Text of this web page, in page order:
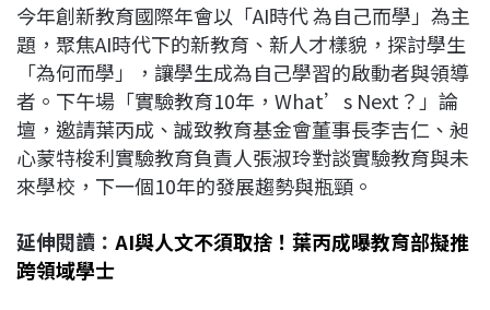
今年創新教育國際年會以「AI時代 為自己而學」為主
題，聚焦AI時代下的新教育、新人才樣貌，探討學生
「為何而學」，讓學生成為自己學習的啟動者與領導
者。下午場「實驗教育10年，What’s Next？」論
壇，邀請葉丙成、誠致教育基金會董事長李吉仁、昶
心蒙特梭利實驗教育負責人張淑玲對談實驗教育與未
來學校，下一個10年的發展趨勢與瓶頸。
延伸閱讀： AI與人文不須取捨！葉丙成曝教育部擬推
跨領域學士